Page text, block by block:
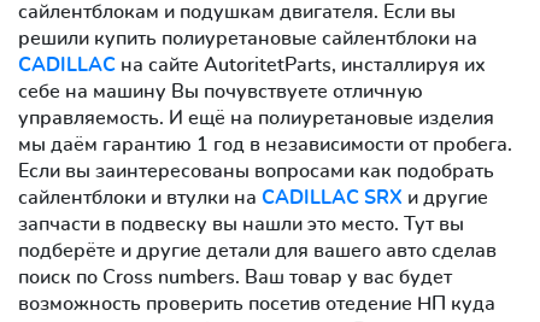
сайлентблокам и подушкам двигателя. Если вы
решили купить полиуретановые сайлентблоки на
CADILLAC на сайте AutoritetParts, инсталлируя их
себе на машину Вы почувствуете отличную
управляемость. И ещё на полиуретановые изделия
мы даём гарантию 1 год в независимости от пробега.
Если вы заинтересованы вопросами как подобрать
сайлентблоки и втулки на CADILLAC SRX и другие
запчасти в подвеску вы нашли это место. Тут вы
подберёте и другие детали для вашего авто сделав
поиск по Cross numbers. Ваш товар у вас будет
возможность проверить посетив отедение НП куда